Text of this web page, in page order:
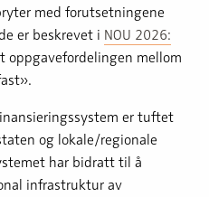
med forutsetningene
er beskrevet i NOU 2026:
oppgavefordelingen mellom
er tuftet
og lokale/regionale
har bidratt til å
infrastruktur av